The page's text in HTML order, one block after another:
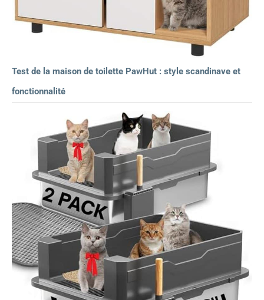
Test de la maison de toilette PawHut : style scandinave et
fonctionnalité